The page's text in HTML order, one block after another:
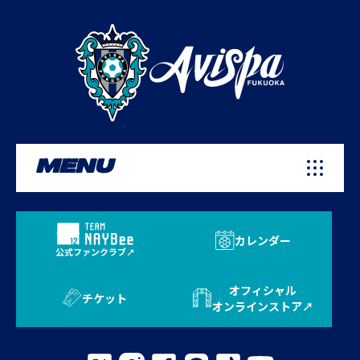
MENU
公式ファンクラブ
カレンダー
チケット
オフィシャル
オンラインストア